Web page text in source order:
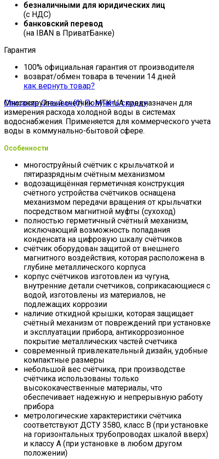
безналичными для юридических лиц
(с НДС)
банковский перевод
(на IBAN в ПриватБанке)
Гарантия
100% официальная гарантия от производителя
возврат/обмен товара в течении 14 дней
как вернуть товар?
Описание Отзывы (0) Получить скидку
Многоструйный счетчик MTK-UA предназначен для
измерения расхода холодной воды в системах
водоснабжения. Применяется для коммерческого учета
воды в коммунально-бытовой сфере.
Особенности
многоструйный счётчик с крыльчаткой и
пятиразрядным счётным механизмом
водозащищённая герметичная конструкция
счётного устройства счётчиков оснащена
механизмом передачи вращения от крыльчатки
посредством магнитной муфты (сухоход)
полностью герметичный счётный механизм,
исключающий возможность попадания
конденсата на цифровую шкалу счётчиков
счётчик оборудован защитой от внешнего
магнитного воздействия, которая расположена в
глубине металлического корпуса
корпус счётчиков изготовлен из чугуна,
внутренние детали счетчиков, соприкасающиеся с
водой, изготовлены из материалов, не
подлежащих коррозии
наличие откидной крышки, которая защищает
счётный механизм от повреждений при установке
и эксплуатации прибора, антикоррозионное
покрытие металлических частей счетчика
современный привлекательный дизайн, удобные
компактные размеры
небольшой вес счётчика, при производстве
счётчика использованы только
высококачественные материалы, что
обеспечивает надежную и непрерывную работу
прибора
метрологические характеристики счётчика
соответствуют ДСТУ 3580, класс В (при установке
на горизонтальных трубопроводах шкалой вверх)
и классу А (при установке в любом другом
положении)